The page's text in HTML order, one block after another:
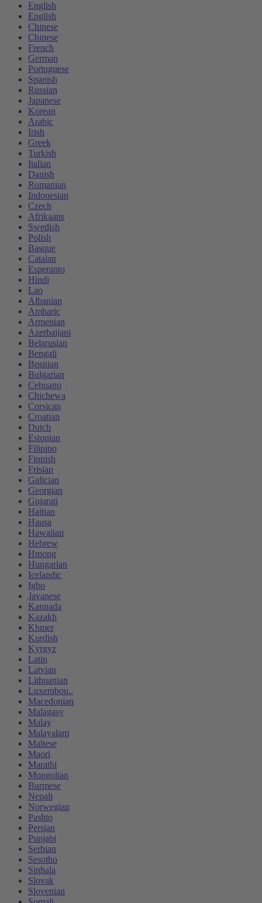
English
English
Chinese
Chinese
French
German
Portuguese
Spanish
Russian
Japanese
Korean
Arabic
Irish
Greek
Turkish
Italian
Danish
Romanian
Indonesian
Czech
Afrikaans
Swedish
Polish
Basque
Catalan
Esperanto
Hindi
Lao
Albanian
Amharic
Armenian
Azerbaijani
Belarusian
Bengali
Bosnian
Bulgarian
Cebuano
Chichewa
Corsican
Croatian
Dutch
Estonian
Filipino
Finnish
Frisian
Galician
Georgian
Gujarati
Haitian
Hausa
Hawaiian
Hebrew
Hmong
Hungarian
Icelandic
Igbo
Javanese
Kannada
Kazakh
Khmer
Kurdish
Kyrgyz
Latin
Latvian
Lithuanian
Luxembou..
Macedonian
Malagasy
Malay
Malayalam
Maltese
Maori
Marathi
Mongolian
Burmese
Nepali
Norwegian
Pashto
Persian
Punjabi
Serbian
Sesotho
Sinhala
Slovak
Slovenian